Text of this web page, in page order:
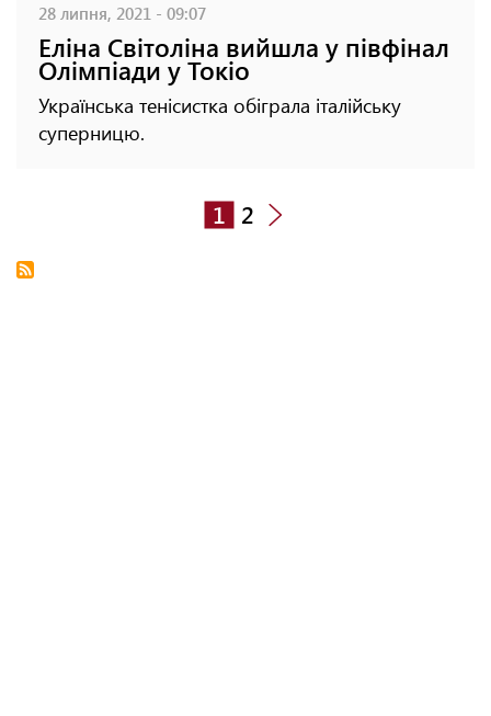
28 липня, 2021 - 09:07
Еліна Світоліна вийшла у півфінал
Олімпіади у Токіо
Українська тенісистка обіграла італійську
суперницю.
1 2